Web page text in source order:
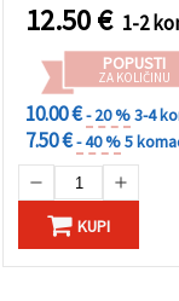
12.50€ 1-2
POPUSTI
ZA KOLIČINU
10.00 €- 20 %3-4
7.50 €- 40 %5
KUPI